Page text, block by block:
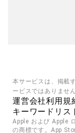
本サービスは、掲載
ービスではありません
運営会社利用規
キーワードリス
Apple および Apple
の商標です。App